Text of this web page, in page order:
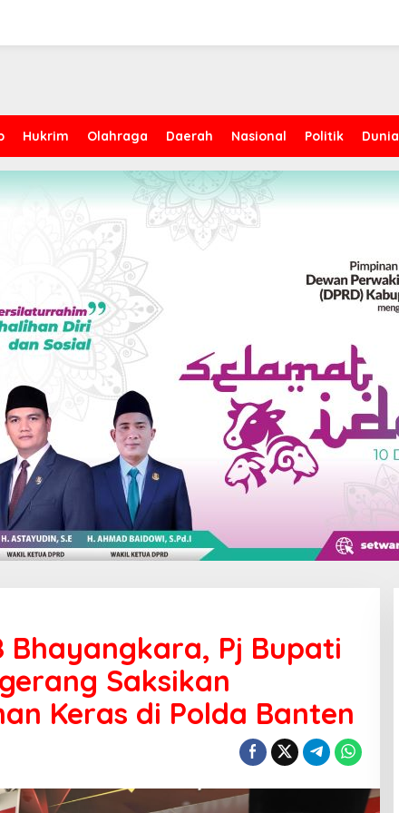
Hukrim Olahraga Daerah Nasional Politik Dunia
Bhayangkara, Pj Bupati
Saksikan
Keras di Polda Banten